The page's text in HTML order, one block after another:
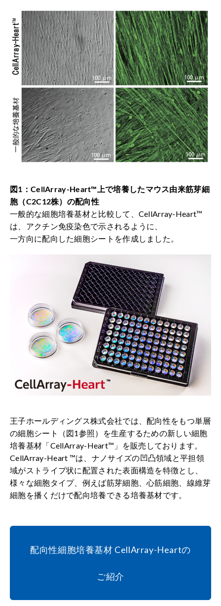
図1：CellArray-Heart™上で培養したマウス由来筋芽細
胞（C2C12株）の配向性
一般的な細胞培養基材と比較して、CellArray-Heart™
は、アクチン免疫染色で示されるように、
一方向に配向した細胞シートを作成しました。
王子ホールディングス株式会社では、配向性をもつ単層
の細胞シート（図1参照）を生産するための新しい細胞
培養基材「CellArray-Heart™」を販売しております。
CellArray-Heart ™は、ナノサイズの凹凸領域と平担領
域がストライプ状に配置された表面構造を特徴とし、
様々な細胞タイプ、例えば筋芽細胞、心筋細胞、線維芽
細胞を播くだけで配向培養できる培養基材です。
配向性細胞培養基材 CellArray-Heartの
ご紹介